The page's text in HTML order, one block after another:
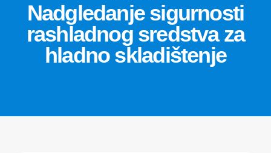
Nadgledanje sigurnosti
rashladnog sredstva za
hladno skladištenje